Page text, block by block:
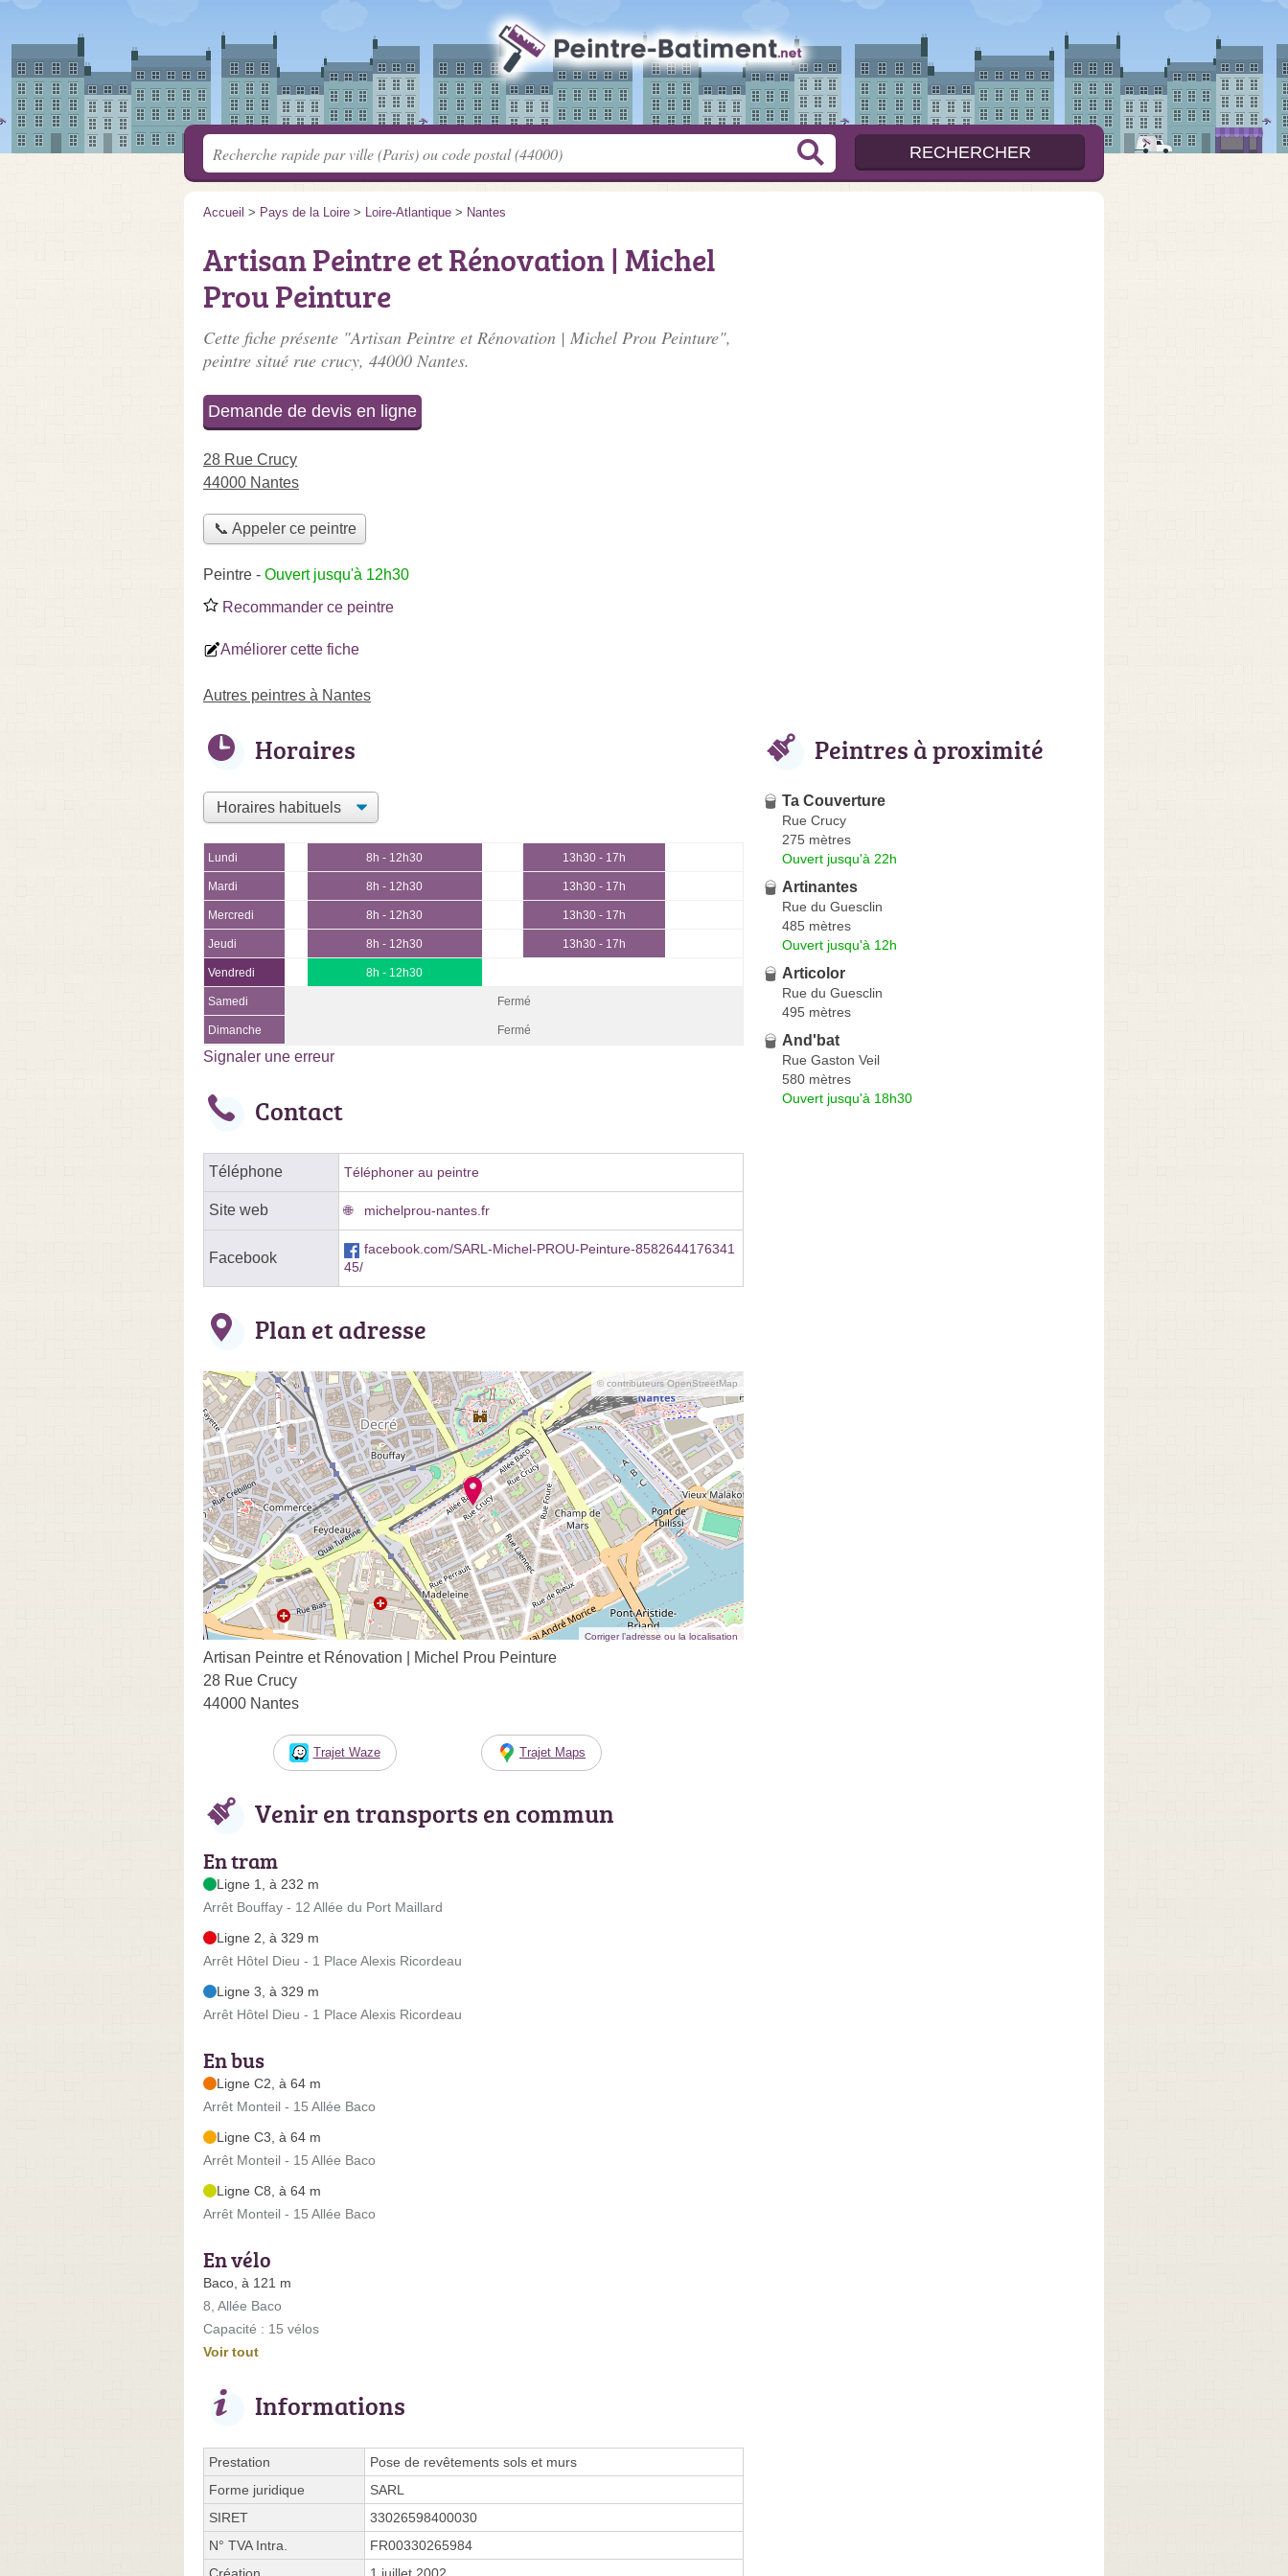
Accueil > Pays de la Loire > Loire-Atlantique > Nantes
Artisan Peintre et Rénovation | Michel
Prou Peinture
Cette fiche présente "Artisan Peintre et Rénovation | Michel Prou Peinture",
peintre situé rue crucy, 44000 Nantes.
Demande de devis en ligne
28 Rue Crucy
44000 Nantes
📞 Appeler ce peintre
Peintre - Ouvert jusqu'à 12h30
Recommander ce peintre
Améliorer cette fiche
Autres peintres à Nantes
Horaires
Lundi 8h - 12h30 13h30 - 17h
Mardi 8h - 12h30 13h30 - 17h
Mercredi 8h - 12h30 13h30 - 17h
Jeudi 8h - 12h30 13h30 - 17h
Vendredi 8h - 12h30
Samedi Fermé
Dimanche Fermé
Signaler une erreur
Contact
Téléphone Téléphoner au peintre
Site web michelprou-nantes.fr
Facebook
facebook.com/SARL-Michel-PROU-Peinture-8582644176341
45/
Plan et adresse
© contributeurs OpenStreetMap
Corriger l’adresse ou la localisation
Artisan Peintre et Rénovation | Michel Prou Peinture
28 Rue Crucy
44000 Nantes
Trajet Waze Trajet Maps
Venir en transports en commun
En tram
Ligne 1, à 232 m
Arrêt Bouffay - 12 Allée du Port Maillard
Ligne 2, à 329 m
Arrêt Hôtel Dieu - 1 Place Alexis Ricordeau
Ligne 3, à 329 m
Arrêt Hôtel Dieu - 1 Place Alexis Ricordeau
En bus
Ligne C2, à 64 m
Arrêt Monteil - 15 Allée Baco
Ligne C3, à 64 m
Arrêt Monteil - 15 Allée Baco
Ligne C8, à 64 m
Arrêt Monteil - 15 Allée Baco
En vélo
Baco, à 121 m
8, Allée Baco
Capacité : 15 vélos
Voir tout
Informations
Prestation
Pose de revêtements sols et murs
Forme juridique
SARL
SIRET
33026598400030
N° TVA Intra.
FR00330265984
Peintres à proximité
Ta Couverture
Rue Crucy
275 mètres
Ouvert jusqu'à 22h
Artinantes
Rue du Guesclin
485 mètres
Ouvert jusqu'à 12h
Articolor
Rue du Guesclin
495 mètres
And'bat
Rue Gaston Veil
580 mètres
Ouvert jusqu'à 18h30